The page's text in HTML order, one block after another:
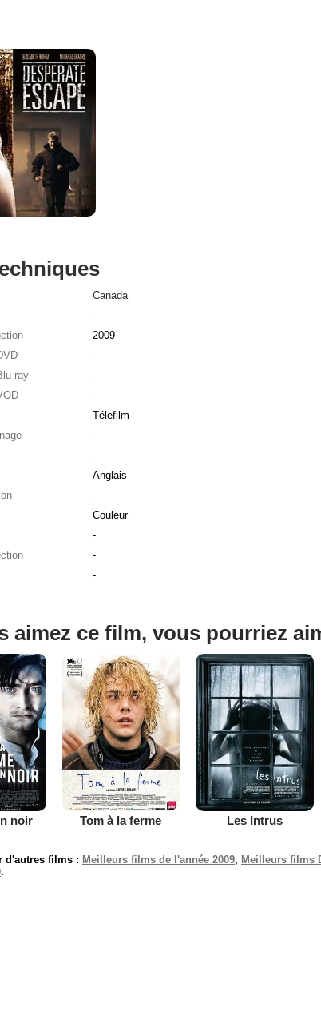
Canada
-
2009
-
ray
-
-
Télefilm
-
-
Anglais
-
Couleur
-
-
-
aimez ce film, vous pourriez
noir Tom à la ferme Les Intrus
d'autres films : Meilleurs films de l'année 2009, Meilleurs films
.